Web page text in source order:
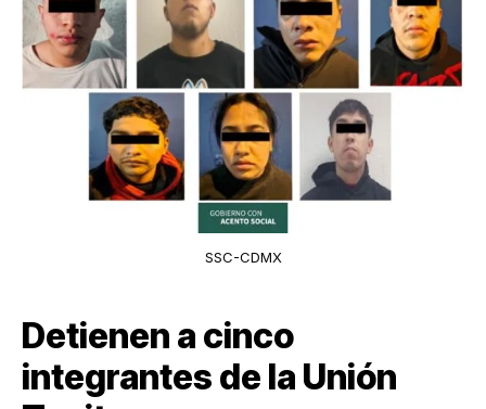
SSC-CDMX
Detienen a cinco
integrantes de la Unión